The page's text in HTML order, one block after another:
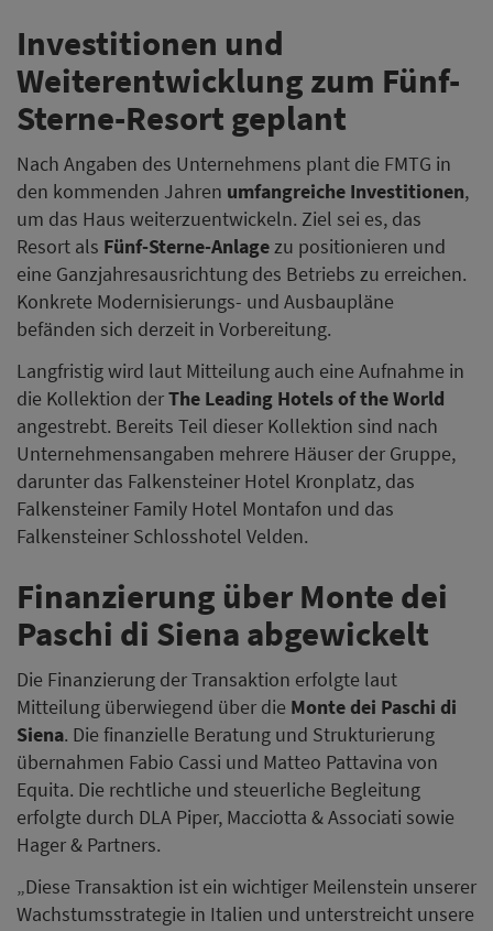
Investitionen und
Weiterentwicklung zum Fünf-
Sterne-Resort geplant
Nach Angaben des Unternehmens plant die FMTG in
den kommenden Jahren umfangreiche Investitionen,
um das Haus weiterzuentwickeln. Ziel sei es, das
Resort als Fünf-Sterne-Anlagezu positionieren und
eine Ganzjahresausrichtung des Betriebs zu erreichen.
Konkrete Modernisierungs- und Ausbaupläne
befänden sich derzeit in Vorbereitung.
Langfristig wird laut Mitteilung auch eine Aufnahme in
die Kollektion derThe Leading Hotels of the World
angestrebt. Bereits Teil dieser Kollektion sind nach
Unternehmensangaben mehrere Häuser der Gruppe,
darunter das Falkensteiner Hotel Kronplatz, das
Falkensteiner Family Hotel Montafon und das
Falkensteiner Schlosshotel Velden.
Finanzierung über Monte dei
Paschi di Siena abgewickelt
Die Finanzierung der Transaktion erfolgte laut
Mitteilung überwiegend über die Monte dei Paschi di
Siena. Die finanzielle Beratung und Strukturierung
übernahmen Fabio Cassi und Matteo Pattavina von
Equita. Die rechtliche und steuerliche Begleitung
erfolgte durch DLA Piper, Macciotta & Associati sowie
Hager & Partners.
„Diese Transaktion ist ein wichtiger Meilenstein unserer
Wachstumsstrategie in Italien und unterstreicht unsere